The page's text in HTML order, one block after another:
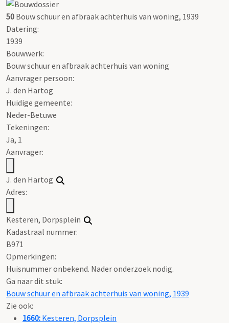
50 Bouw schuur en afbraak achterhuis van woning, 1939
Datering:
1939
Bouwwerk:
Bouw schuur en afbraak achterhuis van woning
Aanvrager persoon:
J. den Hartog
Huidige gemeente:
Neder-Betuwe
Tekeningen:
Ja, 1
Aanvrager:
J. den Hartog
Adres:
Kesteren, Dorpsplein
Kadastraal nummer:
B971
Opmerkingen:
Huisnummer onbekend. Nader onderzoek nodig.
Ga naar dit stuk:
Bouw schuur en afbraak achterhuis van woning, 1939
Zie ook:
1660: Kesteren, Dorpsplein